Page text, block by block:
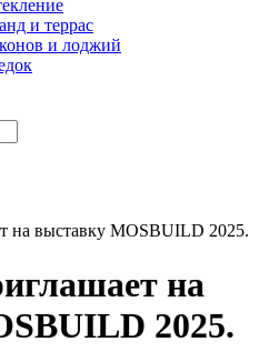
и террас
и лоджий
на выставку MOSBUILD 2025.
на
2025.